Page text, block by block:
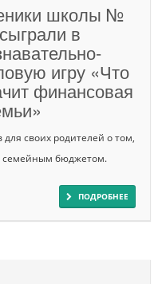
школы №
в
игру «Что
финансовая
для своих родителей о том,
семейным бюджетом.
ПОДРОБНЕЕ